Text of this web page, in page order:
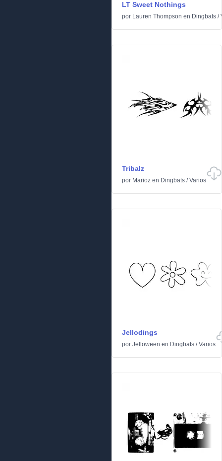
LT Sweet Nothings
por Lauren Thompson en Dingbats /
Tribalz
por Marioz en Dingbats /Varios
Jellodings
por Jelloween en Dingbats /Varios